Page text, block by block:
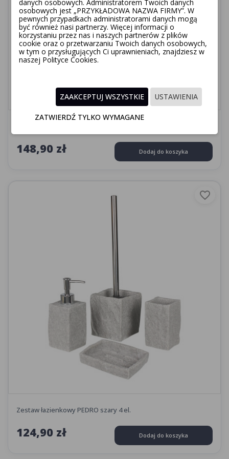
148,90 zł Dodaj do koszyka
favorite_border
Zestaw łazienkowy PEDRO szary 4 el.
124,90 zł Dodaj do koszyka
danych osobowych. Administratorem Twoich danych
osobowych jest „PRZYKŁADOWA NAZWA FIRMY”. W
pewnych przypadkach administratorami danych mogą
być również nasi partnerzy. Więcej informacji o
korzystaniu przez nas i naszych partnerów z plików
cookie oraz o przetwarzaniu Twoich danych osobowych,
w tym o przysługujących Ci uprawnieniach, znajdziesz w
naszej Polityce Cookies.
USTAWIENIA
ZAAKCEPTUJ WSZYSTKIE
ZATWIERDŹ TYLKO WYMAGANE